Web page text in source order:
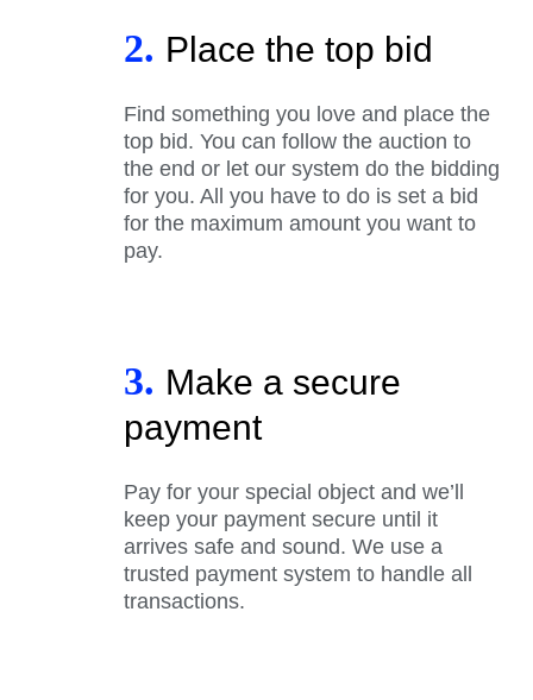
2. Place the top bid
Find something you love and place the
top bid. You can follow the auction to
the end or let our system do the bidding
for you. All you have to do is set a bid
for the maximum amount you want to
pay.
3. Make a secure
payment
Pay for your special object and we’ll
keep your payment secure until it
arrives safe and sound. We use a
trusted payment system to handle all
transactions.